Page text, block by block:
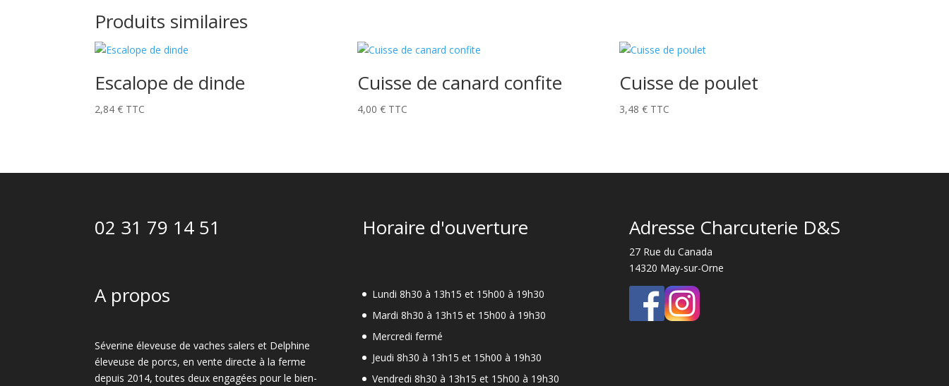
Produits similaires
Escalope de dinde
2,84€ TTC
Cuisse de canard confite
4,00 € TTC
Cuisse de poulet
3,48€ TTC
02 31 79 14 51
A propos
Séverine éleveuse de vaches salers et Delphine
éleveuse de porcs, en vente directe à la ferme
depuis 2014, toutes deux engagées pour le bien-
Horaire d'ouverture
Lundi 8h30 à 13h15 et 15h00 à 19h30
Mardi 8h30 à 13h15 et 15h00 à 19h30
Mercredi fermé
Jeudi 8h30 à 13h15 et 15h00 à 19h30
Vendredi 8h30 à 13h15 et 15h00 à 19h30
Adresse Charcuterie D&S
27 Rue du Canada
14320 May-sur-Orne